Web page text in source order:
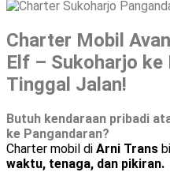
Charter Mobil
Elf – Sukoharjo ke
Tinggal Jalan!
Butuh kendaraan pribadi
ke Pangandaran?
Charter mobil di Arni Trans
waktu, tenaga, dan pikiran.